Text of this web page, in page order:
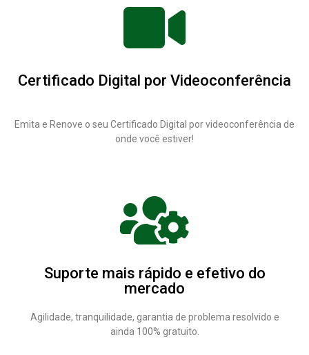
Certificado Digital por Videoconferência
Emita e Renove o seu Certificado Digital por videoconferência de
onde você estiver!
Suporte mais rápido e efetivo do
mercado
Agilidade, tranquilidade, garantia de problema resolvido e
ainda 100% gratuito.